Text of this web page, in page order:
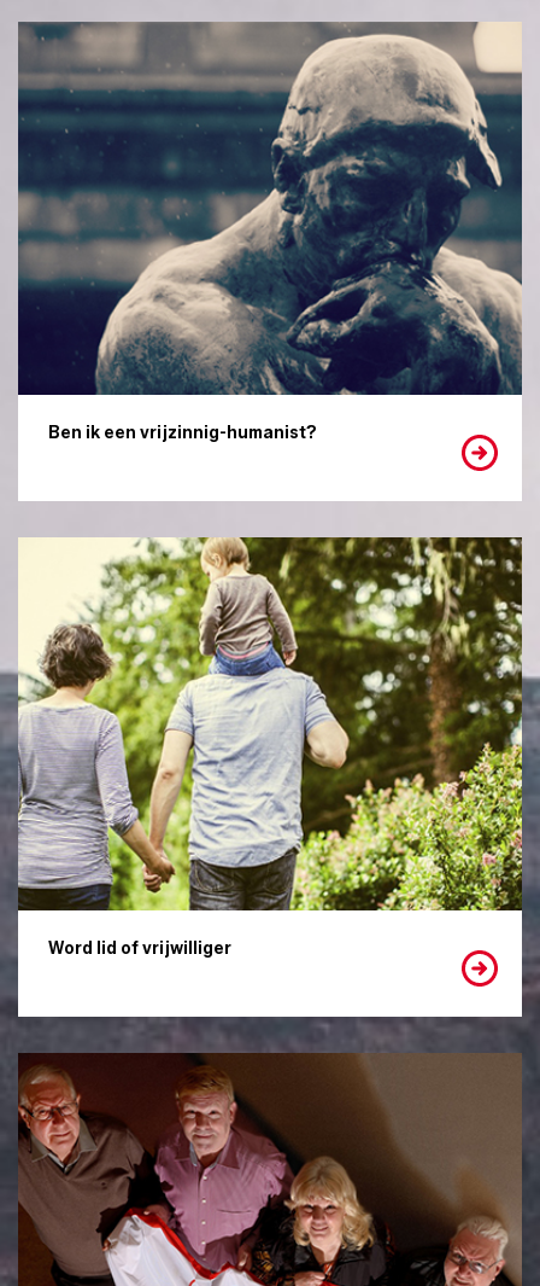
Ben ik een vrijzinnig-humanist?
Word lid of vrijwilliger